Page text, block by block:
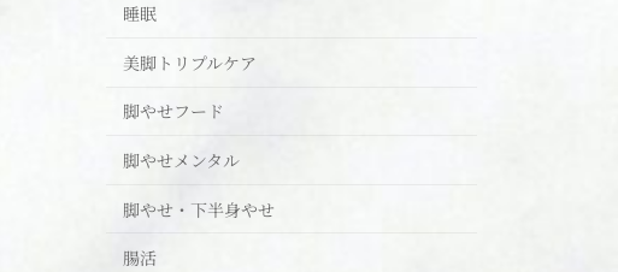
睡眠
美脚トリプルケア
脚やせフード
脚やせメンタル
脚やせ・下半身やせ
腸活